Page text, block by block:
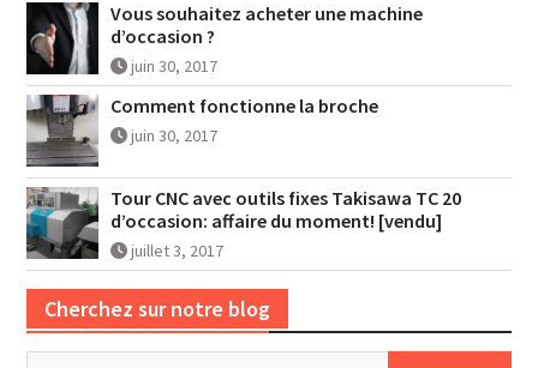
Vous souhaitez acheter une machine
d’occasion ?
juin 30, 2017
Comment fonctionne la broche
juin 30, 2017
Tour CNC avec outils fixes Takisawa TC 20
d’occasion: affaire du moment! [vendu]
juillet 3, 2017
Cherchez sur notre blog